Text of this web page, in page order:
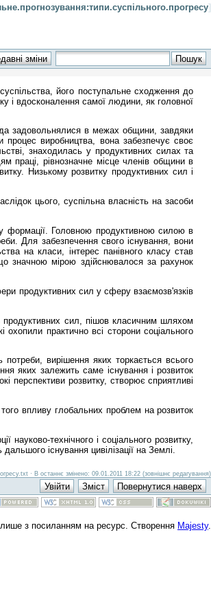
]
його поступальне сходження до
і вдосконалення самої людини, як головної
задовольнялися в межах общини, завдяки
процес виробництва, вона забезпечує своє
знаходилась у продуктивних силах та
праці, рівнозначне місце членів общини в
Низькому розвитку продуктивних сил і
цього, суспільна власність на засоби
формації. Головною продуктивною силою в
Для забезпечення свого існування, вони
на класи, інтерес панівного класу став
значною мірою здійснювалося за рахунок
продуктивних сил у сферу взаємозв'язків
продуктивних сил, пішов класичним шляхом
охопили практично всі сторони соціального
вирішення яких торкається всього
яких залежить саме існування і розвиток
перспективи розвитку, створює сприятливі
впливу глобальних проблем на розвиток
науково-технічного і соціального розвитку,
існування цивілізації на Землі.
· В останнє змінено: 09.01.2011 18:22 (зовнішнє редагування)
з посиланням на ресурс. Створення Majesty.